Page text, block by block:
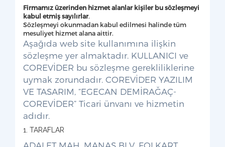
Firmamız üzerinden hizmet alanlar kişiler bu sözleşmeyi
kabul etmiş sayılırlar.
Sözleşmeyi okunmadan kabul edilmesi halinde tüm
mesuliyet hizmet alana aittir.
Aşağıda web site kullanımına ilişkin
sözleşme yer almaktadır. KULLANICI ve
COREVİDER bu sözleşme gerekliliklerine
uymak zorundadır. COREVİDER YAZILIM
VE TASARIM, “EGECAN DEMİRAĞAÇ-
COREVİDER” Ticari ünvanı ve hizmetin
adıdır.
1. TARAFLAR
ADALET MAH. MANAS BLV. FOLKART